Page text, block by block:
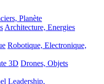
Planète
Architecture, Energies
Robotique, Electronique,
3D Drones, Objets
Leadership,